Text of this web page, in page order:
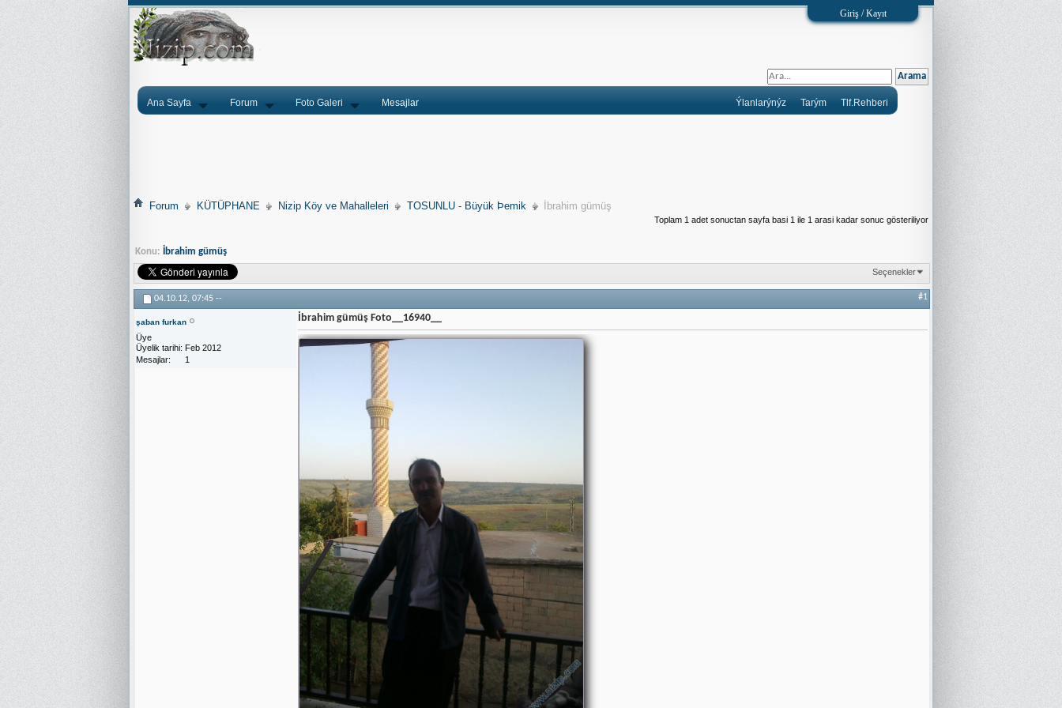
Giriş / Kayıt
Ana Sayfa Forum Foto Galeri Mesajlar Tlf.Rehberi
Tarým
Ýlanlarýnýz
Forum KÜTÜPHANE Nizip Köy ve Mahalleleri TOSUNLU - Büyük Þemik İbrahim gümüş
Toplam 1 adet sonuctan sayfa basi 1 ile 1 arasi kadar sonuc gösteriliyor
Konu: İbrahim gümüş
Seçenekler
04.10.12, 07:45 -- #1
şaban furkan
Üye
Üyelik tarihi Feb 2012
Mesajlar
1
İbrahim gümüş Foto__16940__